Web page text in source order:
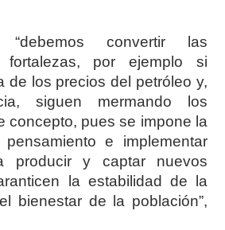
convertir las
fortalezas, por ejemplo si
de los precios del petróleo y,
siguen mermando los
concepto, pues se impone la
e implementar
producir y captar nuevos
la estabilidad de la
bienestar de la población”,